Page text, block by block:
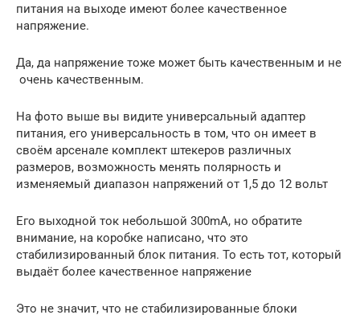
питания на выходе имеют более качественное
напряжение.
Да, да напряжение тоже может быть качественным и не
очень качественным.
На фото выше вы видите универсальный адаптер
питания, его универсальность в том, что он имеет в
своём арсенале комплект штекеров различных
размеров, возможность менять полярность и
изменяемый диапазон напряжений от 1,5 до 12 вольт
Его выходной ток небольшой 300mA, но обратите
внимание, на коробке написано, что это
стабилизированный блок питания. То есть тот, который
выдаёт более качественное напряжение
Это не значит, что не стабилизированные блоки